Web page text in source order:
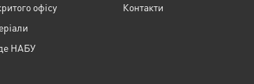
офісу
НАБУ
Контакти